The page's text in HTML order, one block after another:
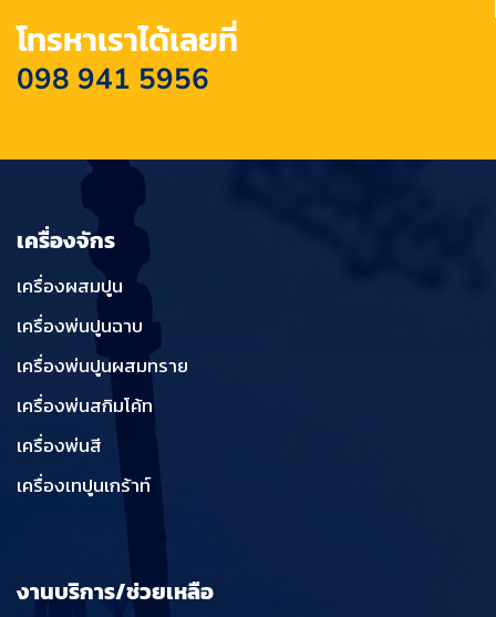
โทรหาเราได้เลยที่
098 941 5956
เครื่องจักร
เครื่องผสมปูน
เครื่องพ่นปูนฉาบ
เครื่องพ่นปูนผสมทราย
เครื่องพ่นสกิมโค้ท
เครื่องพ่นสี
เครื่องเทปูนเกร้าท์
งานบริการ/ช่วยเหลือ